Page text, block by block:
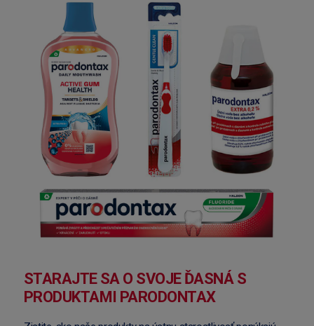
STARAJTE SA O SVOJE ĎASNÁ S
PRODUKTAMI PARODONTAX